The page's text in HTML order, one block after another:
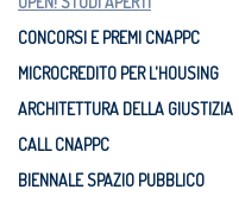
CONCORSI E PREMI CNAPPC
MICROCREDITO PER L'HOUSING
ARCHITETTURA DELLA GIUSTIZIA
CALL CNAPPC
BIENNALE SPAZIO PUBBLICO